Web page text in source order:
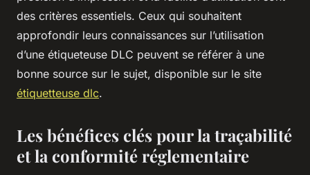
des critères essentiels. Ceux qui souhaitent
approfondir leurs connaissances sur l’utilisation
d’une étiqueteuse DLC peuvent se référer à une
bonne source sur le sujet, disponible sur le site
étiquetteuse dlc.
Les bénéfices clés pour la traçabilité
et la conformité réglementaire